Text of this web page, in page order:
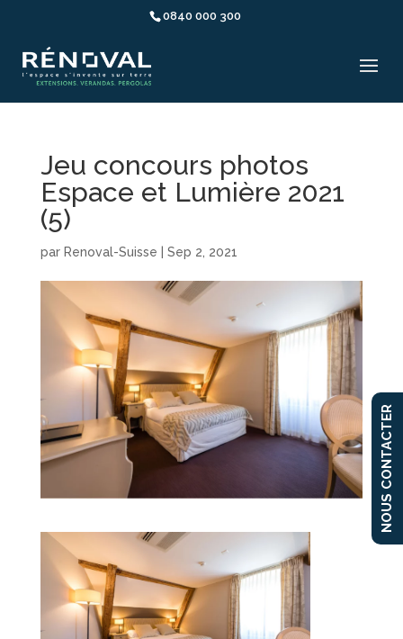
0840 000 300
Jeu concours photos
Espace et Lumière 2021
(5)
par Renoval-Suisse Sep 2, 2021
NOUS CONTACTER